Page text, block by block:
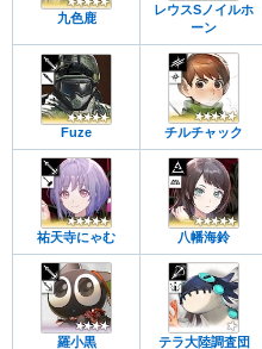
九色鹿
レウスSノイルホ
ーン
Fuze チルチャック
祐天寺にゃむ 八幡海鈴
羅小黒 テラ大陸調査団